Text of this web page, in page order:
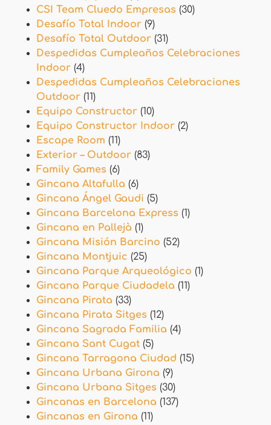
CSI Team Cluedo Empresas (30)
Desafío Total Indoor (9)
Desafío Total Outdoor (31)
Despedidas Cumpleaños Celebraciones
Indoor (4)
Despedidas Cumpleaños Celebraciones
Outdoor (11)
Equipo Constructor (10)
Equipo Constructor Indoor (2)
Escape Room (11)
Exterior – Outdoor (83)
Family Games (6)
Gincana Altafulla (6)
Gincana Ángel Gaudi (5)
Gincana Barcelona Express (1)
Gincana en Pallejà (1)
Gincana Misión Barcino (52)
Gincana Montjuic (25)
Gincana Parque Arqueológico (1)
Gincana Parque Ciudadela (11)
Gincana Pirata (33)
Gincana Pirata Sitges (12)
Gincana Sagrada Familia (4)
Gincana Sant Cugat (5)
Gincana Tarragona Ciudad (15)
Gincana Urbana Girona (9)
Gincana Urbana Sitges (30)
Gincanas en Barcelona (137)
Gincanas en Girona (11)